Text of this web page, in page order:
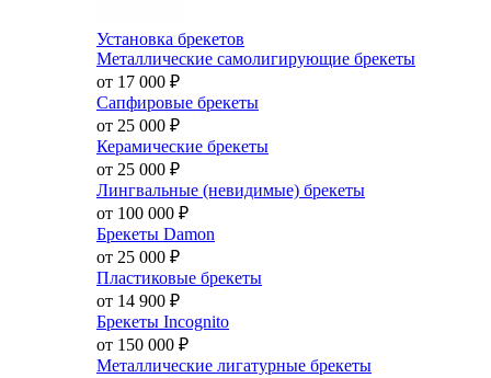
Установка брекетов
Металлические самолигирующие брекеты
от 17 000 ₽
Сапфировые брекеты
от 25 000 ₽
Керамические брекеты
от 25 000 ₽
Лингвальные (невидимые) брекеты
от 100 000 ₽
Брекеты Damon
от 25 000 ₽
Пластиковые брекеты
от 14 900 ₽
Брекеты Incognito
от 150 000 ₽
Металлические лигатурные брекеты